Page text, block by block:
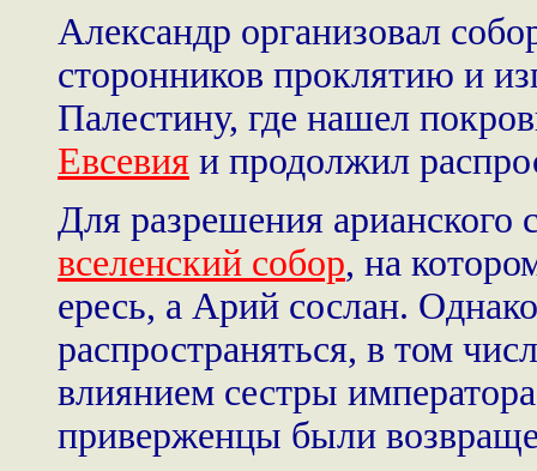
Александр организовал
сторонников проклятию и
Палестину, где нашел
Евсевия и продолжил
Для разрешения арианского
вселенский собор, на
ересь, а Арий сослан.
распространяться, в том
влиянием сестры
приверженцы были